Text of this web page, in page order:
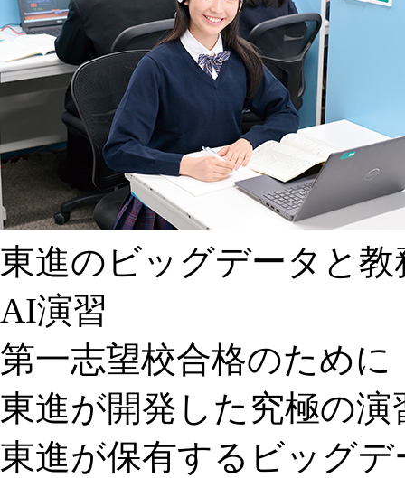
東進のビッグデータと教
AI演習
第一志望校合格のために
東進が開発した究極の演
東進が保有するビッグ